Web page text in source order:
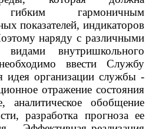
гибким гармоничным
показателей, индикаторов
наряду с различными
внутришкольного
ввести Службу
идея организации службы -
отражение состояния
аналитическое обобщение
разработка прогноза ее